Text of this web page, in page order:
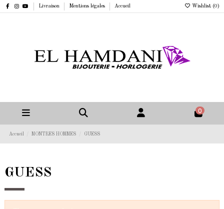
Livraison Mentions légales Accueil Wishlist (0 )
0
Accueil MONTRES HOMMES GUESS
GUESS